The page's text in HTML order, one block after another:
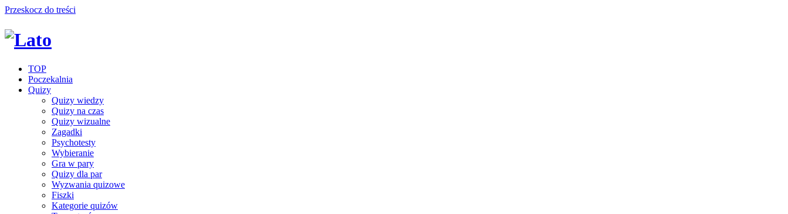
Przeskocz do treści
TOP
Poczekalnia
Quizy
Quizy wiedzy
Quizy na czas
Quizy wizualne
Zagadki
Psychotesty
Wybieranie
Gra w pary
Quizy dla par
Wyzwania quizowe
Fiszki
Kategorie quizów